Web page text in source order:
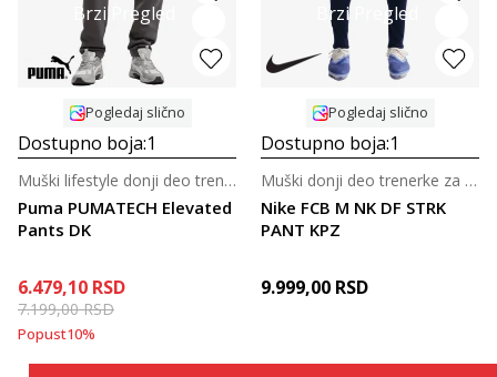
Brzi Pregled
Pogledaj slično
Dostupno boja:1
Puma PUMATECH Elevated
Pants DK
Muški lifestyle donji deo trenerke
6.479,10 RSD
7.199,00RSD
Popust10%
Brzi Pregled
Pogledaj slično
Dostupno boja:1
Nike FCB M NK DF STRK
PANT KPZ
Muški donji deo trenerke za fudbal
9.999,00 RSD